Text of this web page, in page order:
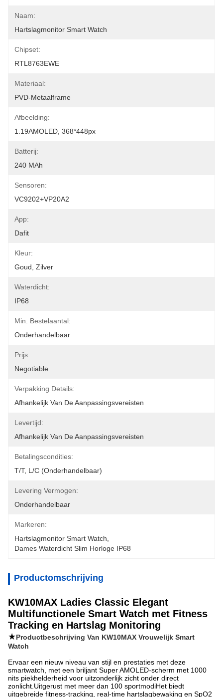
Naam:
Hartslagmonitor Smart Watch
Chipset:
RTL8763EWE
Materiaal:
PVD-Metaalframe
Afbeelding:
1.19AMOLED, 368*448px
Batterij:
240 MAh
Sensoren:
VC9202+VP20A2
App:
Dafit
Kleur:
Goud, Zilver
Waterdicht:
IP68
Min. Bestelaantal:
Onderhandelbaar
Prijs:
Negotiable
Verpakking Details:
Afhankelijk Van De Aanpassingsvereisten
Levertijd:
Afhankelijk Van De Aanpassingsvereisten
Betalingscondities:
T/T, L/C (onderhandelbaar)
Levering Vermogen:
Onderhandelbaar
Markeren:
Hartslagmonitor Smart Watch
Dames Waterdicht Slim Horloge IP68
Productomschrijving
KW10MAX Ladies Classic Elegant
Multifunctionele Smart Watch met Fitness
Tracking en Hartslag Monitoring
★Productbeschrijving Van KW10MAX Vrouwelijk Smart
Watch
Ervaar een nieuw niveau van stijl en prestaties met deze
smartwatch, met een briljant Super AMOLED-scherm met 1000
nits piekhelderheid voor uitzonderlijk zicht onder direct
zonlicht.Uitgerust met meer dan 100 sportmodiHet biedt
uitgebreide fitness-tracking, real-time hartslagbewaking en SpO2